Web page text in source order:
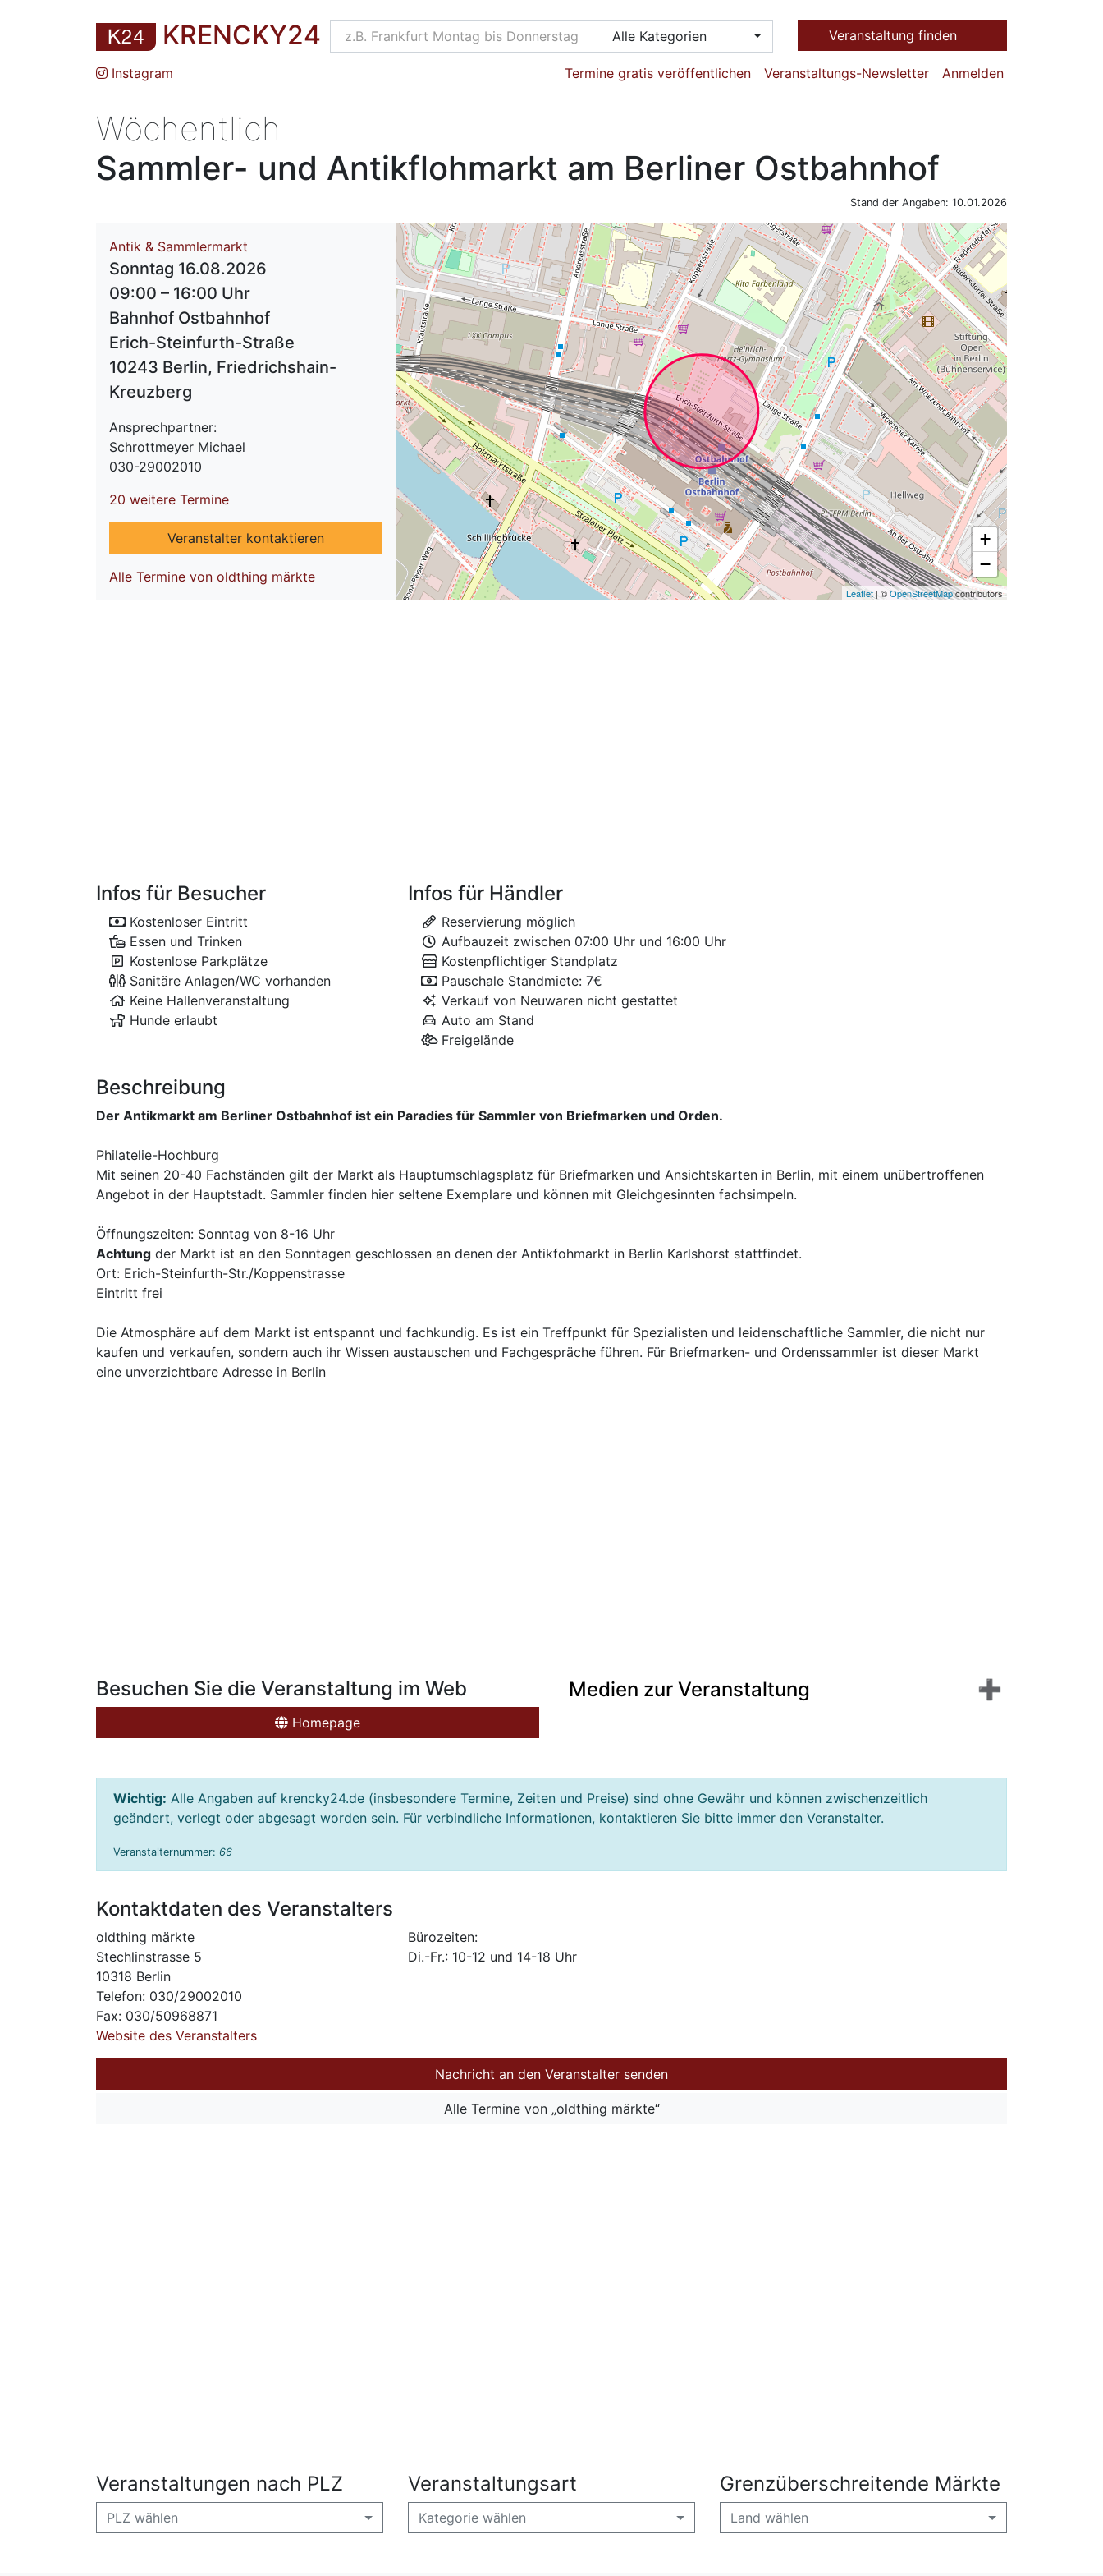
KRENCKY24 Alle Kategorien Veranstaltung finden
Instagram Termine gratis veröffentlichen Veranstaltungs-Newsletter Anmelden
Wöchentlich
Sammler- und Antikflohmarkt am Berliner Ostbahnhof
Stand der Angaben: 10.01.2026
Antik & Sammlermarkt
Sonntag 16.08.2026
09:00 – 16:00 Uhr
Bahnhof Ostbahnhof
Erich-Steinfurth-Straße
10243 Berlin, Friedrichshain-
Kreuzberg
Ansprechpartner:
Schrottmeyer Michael
030-29002010
20 weitere Termine
Veranstalter kontaktieren
Alle Termine von oldthing märkte
+
−
Leaflet | ©OpenStreetMapcontributors
Infos für Besucher
Kostenloser Eintritt
Essen und Trinken
Kostenlose Parkplätze
Sanitäre Anlagen/WC vorhanden
Keine Hallenveranstaltung
Hunde erlaubt
Infos für Händler
Reservierung möglich
Aufbauzeit zwischen 07:00 Uhr und 16:00 Uhr
Kostenpflichtiger Standplatz
Pauschale Standmiete: 7€
Verkauf von Neuwaren nicht gestattet
Auto am Stand
Freigelände
Beschreibung
Der Antikmarkt am Berliner Ostbahnhof ist ein Paradies für Sammler von Briefmarken und Orden.
Philatelie-Hochburg
Mit seinen 20-40 Fachständen gilt der Markt als Hauptumschlagsplatz für Briefmarken und Ansichtskarten in Berlin, mit einem unübertroffenen
Angebot in der Hauptstadt. Sammler finden hier seltene Exemplare und können mit Gleichgesinnten fachsimpeln.
Öffnungszeiten: Sonntag von 8-16 Uhr
Achtung der Markt ist an den Sonntagen geschlossen an denen der Antikfohmarkt in Berlin Karlshorst stattfindet.
Ort: Erich-Steinfurth-Str./Koppenstrasse
Eintritt frei
Die Atmosphäre auf dem Markt ist entspannt und fachkundig. Es ist ein Treffpunkt für Spezialisten und leidenschaftliche Sammler, die nicht nur
kaufen und verkaufen, sondern auch ihr Wissen austauschen und Fachgespräche führen. Für Briefmarken- und Ordenssammler ist dieser Markt
eine unverzichtbare Adresse in Berlin
Besuchen Sie die Veranstaltung im Web
Homepage
Medien zur Veranstaltung
Wichtig: Alle Angaben auf krencky24.de (insbesondere Termine, Zeiten und Preise) sind ohne Gewähr und können zwischenzeitlich
geändert, verlegt oder abgesagt worden sein. Für verbindliche Informationen, kontaktieren Sie bitte immer den Veranstalter.
Veranstalternummer: 66
Kontaktdaten des Veranstalters
oldthing märkte
Stechlinstrasse 5
10318 Berlin
Telefon: 030/29002010
Fax: 030/50968871
Website des Veranstalters
Bürozeiten:
Di.-Fr.: 10-12 und 14-18 Uhr
Nachricht an den Veranstalter senden
Alle Termine von „oldthing märkte“
Veranstaltungen nach PLZ
PLZ wählen
Veranstaltungsart
Kategorie wählen
Grenzüberschreitende Märkte
Land wählen